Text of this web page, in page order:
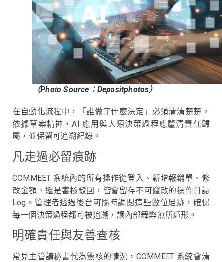
（Photo Source：Depositphotos）
在自動化流程中，「誰做了什麼決定」必須清清楚楚。
依據草案精神，AI 應用與人類決策過程應釐清責任歸
屬，並保留可追溯紀錄。
凡走過必留痕跡
COMMEET 系統內的所有操作從登入、新增報銷單、修
改金額、還是審核駁回，皆會留存不可竄改的操作日誌
Log。管理者透過後台可隨時調閱這些數位足跡，確保
每一個決策過程都可被追溯，讓內部舞弊無所遁形。
明確責任與友善查核
常見主管請秘書代為簽核的情況，COMMEET 系統會清